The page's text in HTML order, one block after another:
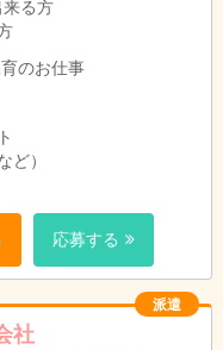
る方
のお仕事
）
応募する
派遣
社